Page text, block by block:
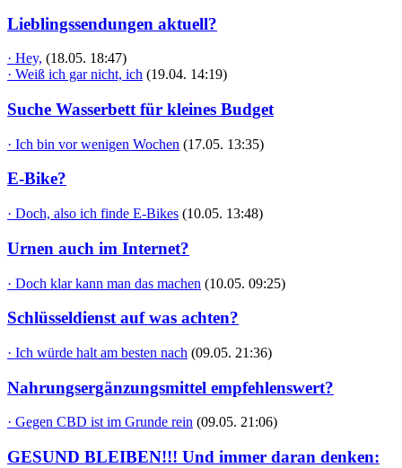
Lieblingssendungen aktuell?
· Hey, (18.05. 18:47)
· Weiß ich gar nicht, ich (19.04. 14:19)
Suche Wasserbett für kleines Budget
· Ich bin vor wenigen Wochen (17.05. 13:35)
E-Bike?
· Doch, also ich finde E-Bikes (10.05. 13:48)
Urnen auch im Internet?
· Doch klar kann man das machen (10.05. 09:25)
Schlüsseldienst auf was achten?
· Ich würde halt am besten nach (09.05. 21:36)
Nahrungsergänzungsmittel empfehlenswert?
· Gegen CBD ist im Grunde rein (09.05. 21:06)
GESUND BLEIBEN!!! Und immer daran denken: